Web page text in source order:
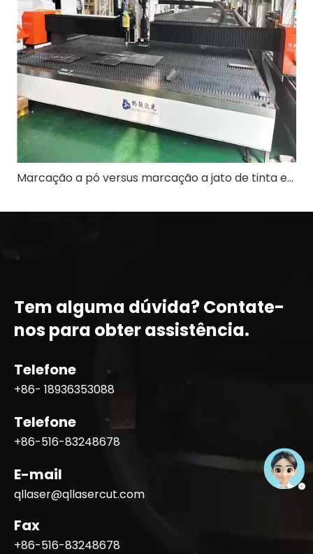
Marcação a pó versus marcação a jato de tinta em máquina de corte a laser: aplicação e diferenças na indústria de construção naval
Tem alguma dúvida? Contate-
nos para obter assistência.
Telefone
+86- 18936353088
Telefone
+86-516-83248678
E-mail
qllaser@qllasercut.com
Fax
+86-516-83248678